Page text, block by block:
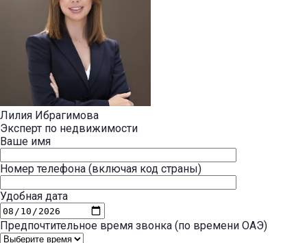
Лилия Ибрагимова
Эксперт по недвижимости
Ваше имя
Номер телефона (включая код страны)
Удобная дата
Предпочтительное время звонка (по времени ОАЭ)